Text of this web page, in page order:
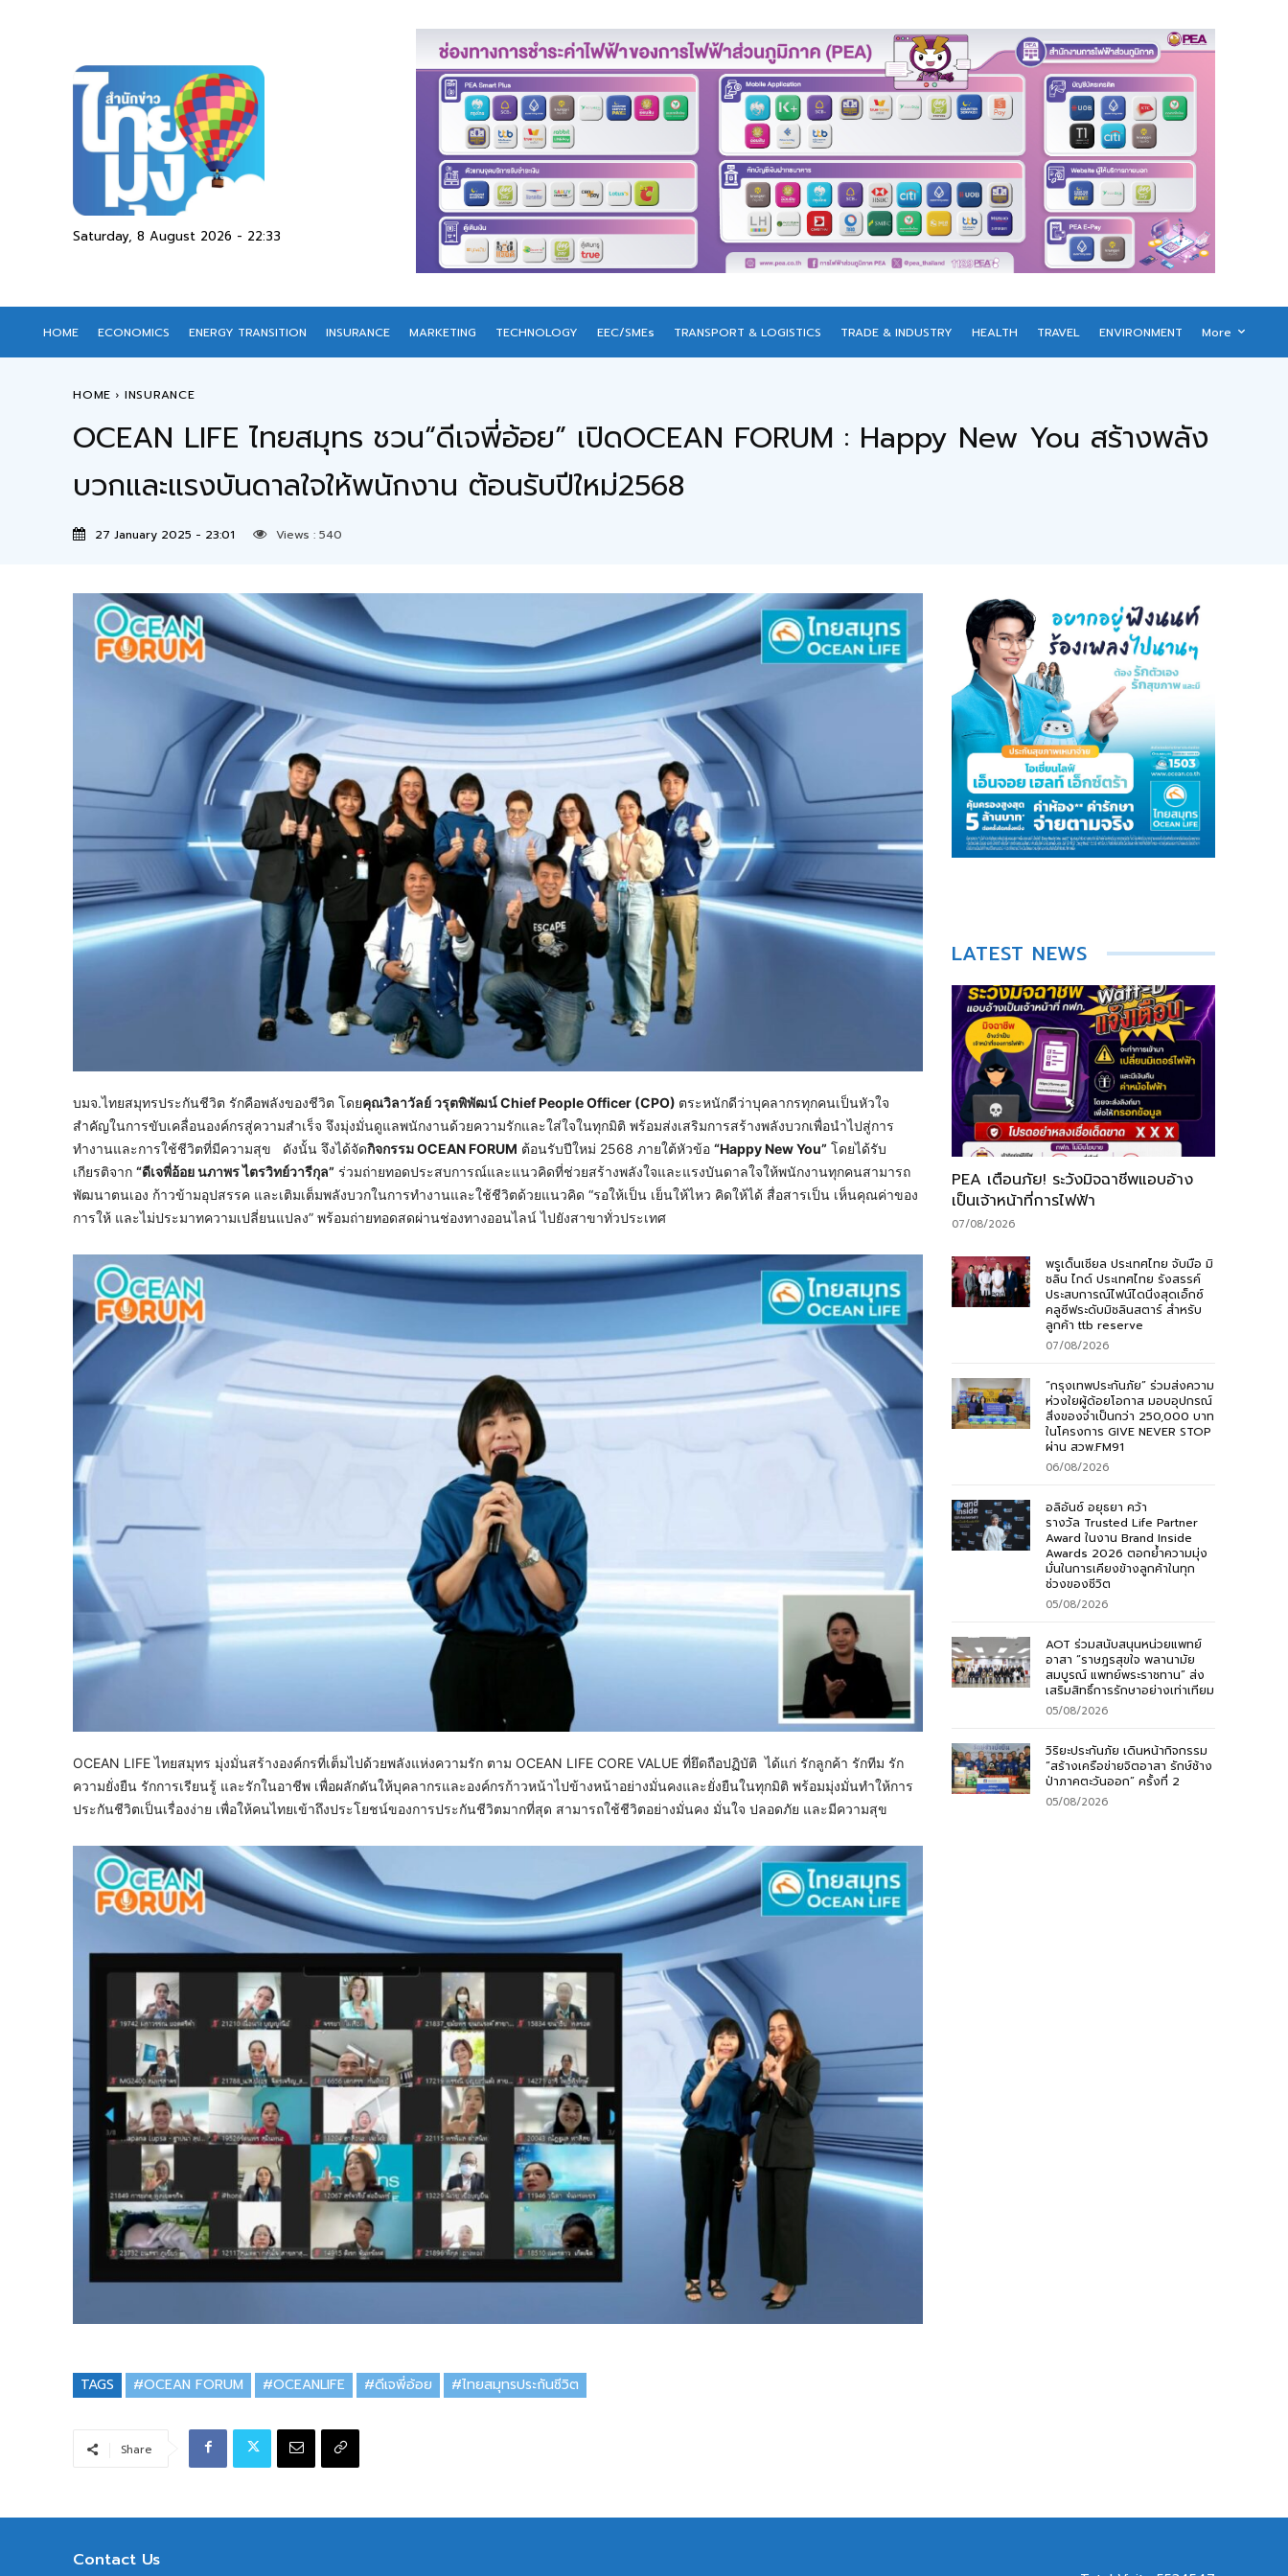
Saturday, 8 August 2026 - 22:33
HOME ECONOMICS ENERGY TRANSITION INSURANCE MARKETING TECHNOLOGY EEC/SMEs TRANSPORT & LOGISTICS TRADE & INDUSTRY HEALTH TRAVEL ENVIRONMENT More
HOME INSURANCE
OCEAN LIFE ไทยสมุทร ชวน“ดีเจพี่อ้อย” เปิดOCEAN FORUM : Happy New You สร้างพลัง
บวกและแรงบันดาลใจให้พนักงาน ต้อนรับปีใหม่2568
27 January 2025 - 23:01 Views : 540
บมจ.ไทยสมุทรประกันชีวิต รักคือพลังของชีวิต โดยคุณวิลาวัลย์ วรุตพิพัฒน์Chief People Officer (CPO) ตระหนักดีว่าบุคลากรทุกคนเป็นหัวใจ
สำคัญในการขับเคลื่อนองค์กรสู่ความสำเร็จ จึงมุ่งมั่นดูแลพนักงานด้วยความรักและใส่ใจในทุกมิติ พร้อมส่งเสริมการสร้างพลังบวกเพื่อนำไปสู่การ
ทำงานและการใช้ชีวิตที่มีความสุข ดังนั้น จึงได้จัดกิจกรรมOCEAN FORUM ต้อนรับปีใหม่ 2568 ภายใต้หัวข้อ “Happy New You” โดยได้รับ
เกียรติจาก “ดีเจพี่อ้อย นภาพร ไตรวิทย์วารีกุล” ร่วมถ่ายทอดประสบการณ์และแนวคิดที่ช่วยสร้างพลังใจและแรงบันดาลใจให้พนักงานทุกคนสามารถ
พัฒนาตนเอง ก้าวข้ามอุปสรรค และเติมเต็มพลังบวกในการทำงานและใช้ชีวิตด้วยแนวคิด “รอให้เป็น เย็นให้ไหว คิดให้ได้ สื่อสารเป็น เห็นคุณค่าของ
การให้ และไม่ประมาทความเปลี่ยนแปลง” พร้อมถ่ายทอดสดผ่านช่องทางออนไลน์ ไปยังสาขาทั่วประเทศ
OCEAN LIFE ไทยสมุทร มุ่งมั่นสร้างองค์กรที่เต็มไปด้วยพลังแห่งความรัก ตาม OCEAN LIFE CORE VALUE ที่ยึดถือปฏิบัติ ได้แก่ รักลูกค้า รักทีม รัก
ความยั่งยืน รักการเรียนรู้ และรักในอาชีพ เพื่อผลักดันให้บุคลากรและองค์กรก้าวหน้าไปข้างหน้าอย่างมั่นคงและยั่งยืนในทุกมิติ พร้อมมุ่งมั่นทำให้การ
ประกันชีวิตเป็นเรื่องง่าย เพื่อให้คนไทยเข้าถึงประโยชน์ของการประกันชีวิตมากที่สุด สามารถใช้ชีวิตอย่างมั่นคง มั่นใจ ปลอดภัย และมีความสุข
TAGS #OCEAN FORUM #OCEANLIFE #ดีเจพี่อ้อย #ไทยสมุทรประกันชีวิต
Share
LATEST NEWS
PEA เตือนภัย! ระวังมิจฉาชีพแอบอ้าง
เป็นเจ้าหน้าที่การไฟฟ้า
07/08/2026
พรูเด็นเชียล ประเทศไทย จับมือ มิ
ชลิน ไกด์ ประเทศไทย รังสรรค์
ประสบการณ์ไฟน์ไดนิ่งสุดเอ็กซ์
คลูซีฟระดับมิชลินสตาร์ สำหรับ
ลูกค้า ttb reserve
07/08/2026
“กรุงเทพประกันภัย” ร่วมส่งความ
ห่วงใยผู้ด้อยโอกาส มอบอุปกรณ์
สิ่งของจำเป็นกว่า 250,000 บาท
ในโครงการ GIVE NEVER STOP
ผ่าน สวพ.FM91
06/08/2026
อลิอันซ์ อยุธยา คว้า
รางวัล Trusted Life Partner
Award ในงาน Brand Inside
Awards 2026 ตอกย้ำความมุ่ง
มั่นในการเคียงข้างลูกค้าในทุก
ช่วงของชีวิต
05/08/2026
AOT ร่วมสนับสนุนหน่วยแพทย์
อาสา “ราษฎรสุขใจ พลานามัย
สมบูรณ์ แพทย์พระราชทาน” ส่ง
เสริมสิทธิ์การรักษาอย่างเท่าเทียม
05/08/2026
วิริยะประกันภัย เดินหน้ากิจกรรม
“สร้างเครือข่ายจิตอาสา รักษ์ช้าง
ป่าภาคตะวันออก” ครั้งที่ 2
05/08/2026
Contact Us